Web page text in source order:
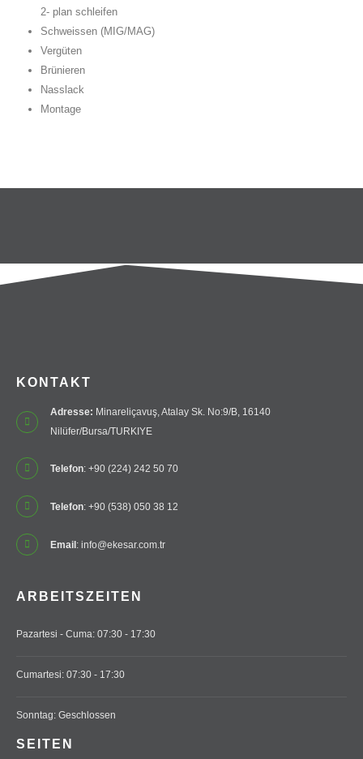
2- plan schleifen
Schweissen (MIG/MAG)
Vergüten
Brünieren
Nasslack
Montage
KONTAKT
Adresse: Minareliçavuş, Atalay Sk. No:9/B, 16140
Nilüfer/Bursa/TURKIYE
Telefon: +90 (224) 242 50 70
Telefon: +90 (538) 050 38 12
Email: info@ekesar.com.tr
ARBEITSZEITEN
Pazartesi - Cuma: 07:30 - 17:30
Cumartesi: 07:30 - 17:30
Sonntag: Geschlossen
SEITEN